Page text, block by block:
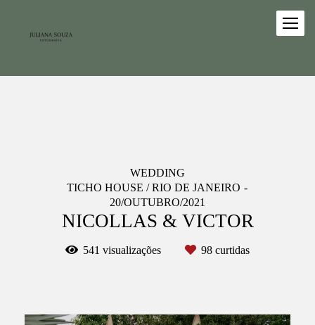
WEDDING
TICHO HOUSE / RIO DE JANEIRO
20/OUTUBRO/2021
NICOLLAS & VICTOR
541 visualizações 98 curtidas